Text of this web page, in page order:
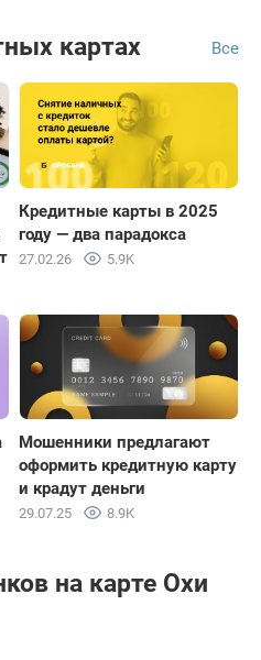
картах Все
Кредитные карты в 2025
году — два парадокса
27.02.26 5.9K
Мошенники предлагают
оформить кредитную карту
и крадут деньги
29.07.25 8.9K
на карте Охи